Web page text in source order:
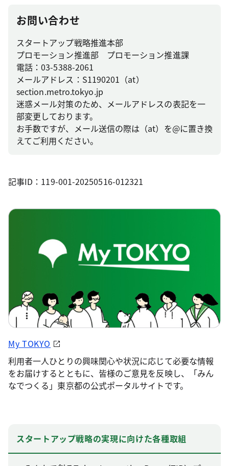
お問い合わせ
スタートアップ戦略推進本部
プロモーション推進部 プロモーション推進課
電話：03-5388-2061
メールアドレス：S1190201（at）
section.metro.tokyo.jp
迷惑メール対策のため、メールアドレスの表記を一
部変更しております。
お手数ですが、メール送信の際は（at）を@に置き換
えてご利用ください。
記事ID：119-001-20250516-012321
My TOKYO
利用者一人ひとりの興味関心や状況に応じて必要な情報
をお届けするとともに、皆様のご意見を反映し、「みん
なでつくる」東京都の公式ポータルサイトです。
スタートアップ戦略の実現に向けた各種取組